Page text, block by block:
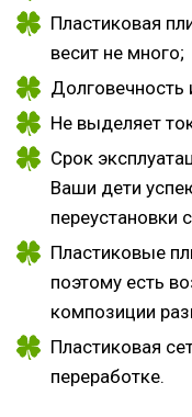
Пластиковая
весит не много;
Долговечность
Не выделяет
Срок
Ваши дети
переустановки
Пластиковые
поэтому есть
композиции
Пластиковая
переработке.